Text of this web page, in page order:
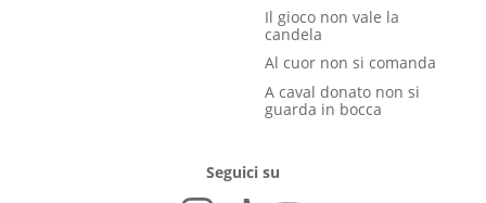
Il gioco non vale la
candela
Al cuor non si comanda
A caval donato non si
guarda in bocca
Seguici su